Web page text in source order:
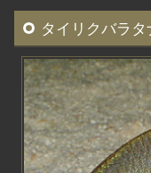
タイリクバラ